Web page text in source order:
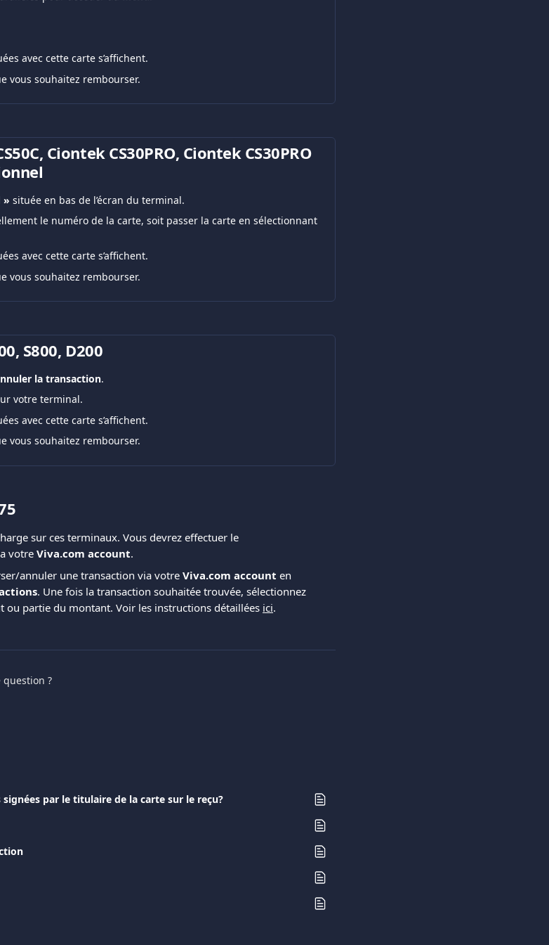
avec cette carte s’affichent.
vous souhaitez rembourser.
Ciontek CS30PRO, Ciontek CS30PRO
» située en bas de l’écran du terminal.
le numéro de la carte, soit passer la carte en sélectionnant
avec cette carte s’affichent.
vous souhaitez rembourser.
S800, D200
la transaction.
votre terminal.
avec cette carte s’affichent.
vous souhaitez rembourser.
sur ces terminaux. Vous devrez effectuer le
votre Viva.com account.
annuler une transaction via votre Viva.com account en
. Une fois la transaction souhaitée trouvée, sélectionnez
ou partie du montant. Voir les instructions détaillées ici.
question ?
par le titulaire de la carte sur le reçu?